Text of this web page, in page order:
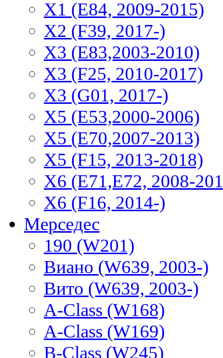
X1 (E84, 2009-2015)
Х2 (F39, 2017-)
X3 (E83,2003-2010)
X3 (F25, 2010-2017)
X3 (G01, 2017-)
X5 (E53,2000-2006)
X5 (E70,2007-2013)
X5 (F15, 2013-2018)
X6 (E71,E72, 2008-
X6 (F16, 2014-)
Мерседес
190 (W201)
Виано (W639, 2003-)
Вито (W639, 2003-)
A-Class (W168)
A-Class (W169)
B-Class (W245)